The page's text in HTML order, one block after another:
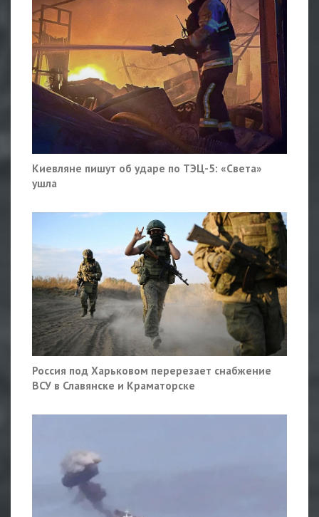
Киевляне пишут об ударе по ТЭЦ-5: «Света»
ушла
Россия под Харьковом перерезает снабжение
ВСУ в Славянске и Краматорске